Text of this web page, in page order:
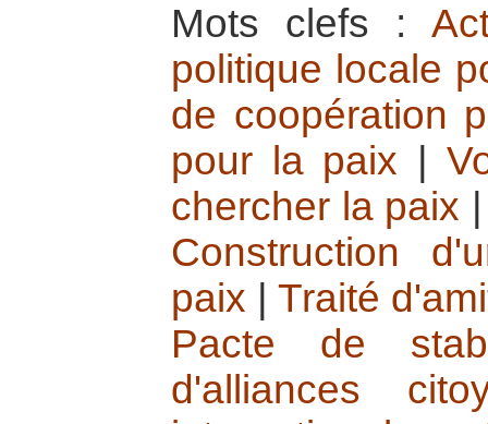
Mots clefs :
politique locale
de coopération
pour la paix
chercher la paix
Construction
paix
Traité
Pacte de
d'alliances